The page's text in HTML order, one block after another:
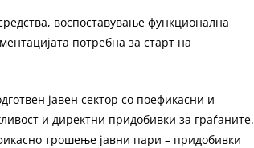
воспоставување функционална
потребна за старт на
јавен сектор со поефикасни и
и директни придобивки за граѓаните.
трошење јавни пари – придобивки